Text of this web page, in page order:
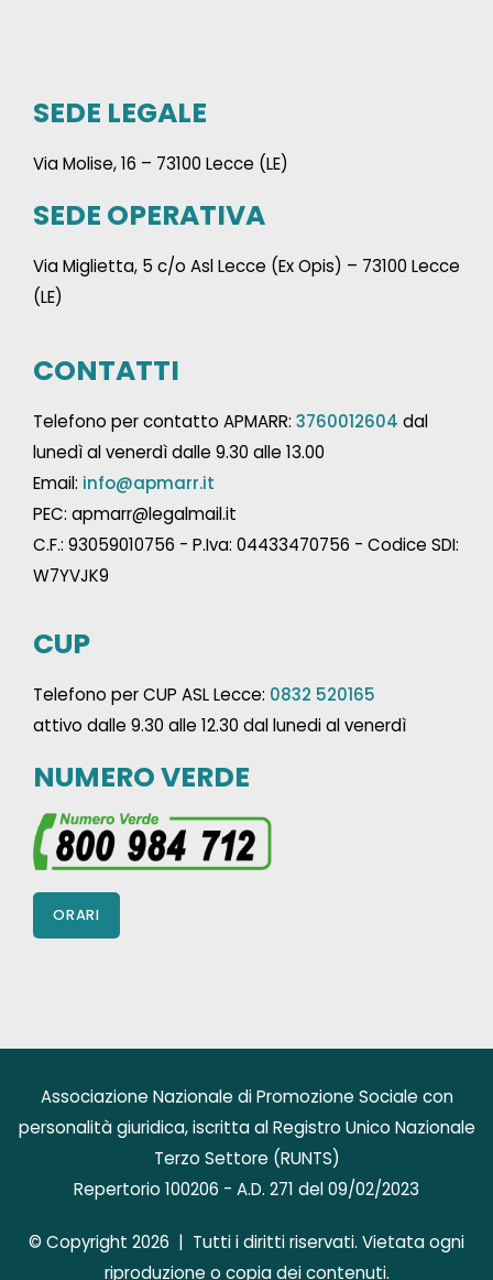
SEDE LEGALE
Via Molise, 16 – 73100 Lecce (LE)
SEDE OPERATIVA
Via Miglietta, 5 c/o Asl Lecce (Ex Opis) – 73100 Lecce
(LE)
CONTATTI
Telefono per contatto APMARR: 3760012604 dal
lunedì al venerdì dalle 9.30 alle 13.00
Email: info@apmarr.it
PEC: apmarr@legalmail.it
C.F.: 93059010756 - P.Iva: 04433470756 - Codice SDI:
W7YVJK9
CUP
Telefono per CUP ASL Lecce: 0832 520165
attivo dalle 9.30 alle 12.30 dal lunedi al venerdì
NUMERO VERDE
ORARI
Associazione Nazionale di Promozione Sociale con
personalità giuridica, iscritta al Registro Unico Nazionale
Terzo Settore (RUNTS)
Repertorio 100206 - A.D. 271 del 09/02/2023
© Copyright 2026 | Tutti i diritti riservati. Vietata ogni
riproduzione o copia dei contenuti.